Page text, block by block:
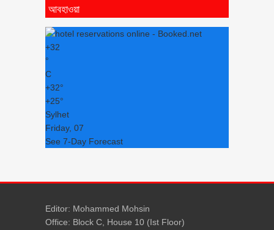
আবহাওয়া
+32
°
C
+32°
+25°
Sylhet
Friday, 07
See 7-Day Forecast
Editor: Mohammed Mohsin
Office: Block C, House 10 (Ist Floor)